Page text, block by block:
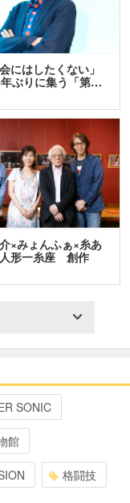
にはしたくない」
ぶりに集う「第…
×みょんふぁ×糸あ
形一糸座 創作
SONIC
館
格闘技